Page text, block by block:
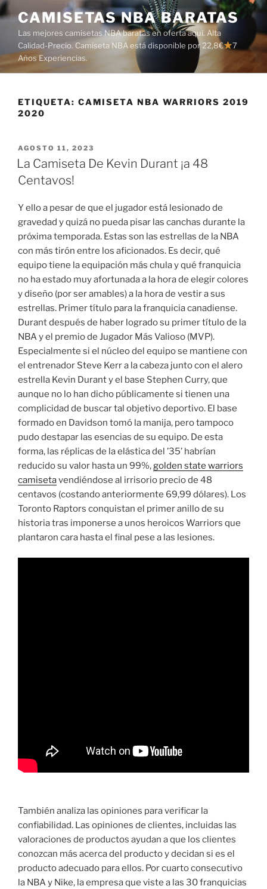
Saltar
al
contenido
CAMISETAS NBA BARATAS
Las mejores camisetas NBA baratas en oferta aquí. Alta
Calidad-Precio. Camiseta NBA está disponible por 22,8€
7
Años Experiencias.
ETIQUETA: CAMISETA NBA WARRIORS 2019
2020
PUBLICADO
EL
AGOSTO 11, 2023
La Camiseta De Kevin Durant ¡a 48
Centavos!
Y ello a pesar de que el jugador está lesionado de
gravedad y quizá no pueda pisar las canchas durante la
próxima temporada. Estas son las estrellas de la NBA
con más tirón entre los aficionados. Es decir, qué
equipo tiene la equipación más chula y qué franquicia
no ha estado muy afortunada a la hora de elegir colores
y diseño (por ser amables) a la hora de vestir a sus
estrellas. Primer título para la franquicia canadiense.
Durant después de haber logrado su primer título de la
NBA y el premio de Jugador Más Valioso (MVP).
Especialmente si el núcleo del equipo se mantiene con
el entrenador Steve Kerr a la cabeza junto con el alero
estrella Kevin Durant y el base Stephen Curry, que
aunque no lo han dicho públicamente si tienen una
complicidad de buscar tal objetivo deportivo. El base
formado en Davidson tomó la manija, pero tampoco
pudo destapar las esencias de su equipo. De esta
forma, las réplicas de la elástica del ’35’ habrían
reducido su valor hasta un 99%,golden state warriors
camisetavendiéndose al irrisorio precio de 48
centavos (costando anteriormente 69,99 dólares). Los
Toronto Raptors conquistan el primer anillo de su
historia tras imponerse a unos heroicos Warriors que
plantaron cara hasta el final pese a las lesiones.
También analiza las opiniones para verificar la
confiabilidad. Las opiniones de clientes, incluidas las
valoraciones de productos ayudan a que los clientes
conozcan más acerca del producto y decidan si es el
producto adecuado para ellos. Por cuarto consecutivo
la NBA y Nike, la empresa que viste a las 30 franquicias